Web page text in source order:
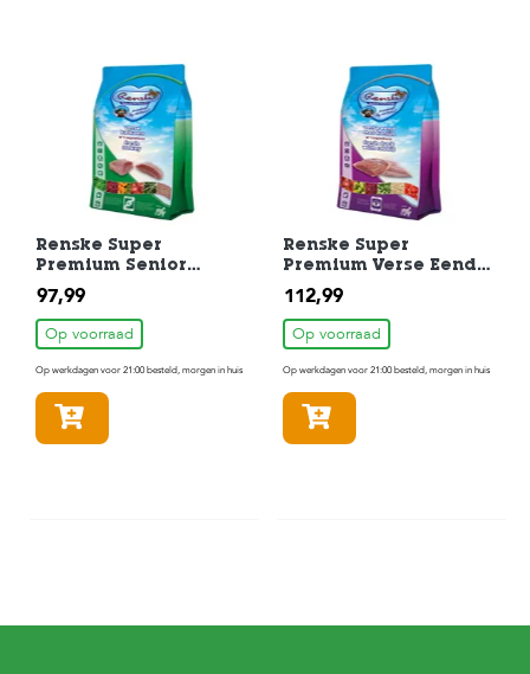
Renske Super
Premium Senior
Graanvrij Verse
Kalkoen Hondenvoer
12 kg
97,99
Op voorraad
Op werkdagen voor 21:00 besteld, morgen in huis
Renske Super
Premium Verse Eend
Met Konijn
Hondenvoer 12 kg
112,99
Op voorraad
Op werkdagen voor 21:00 besteld, morgen in huis